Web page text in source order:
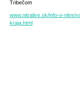
Tribečom
www.nitralive.sk/info-o-nitre/
kraja.html